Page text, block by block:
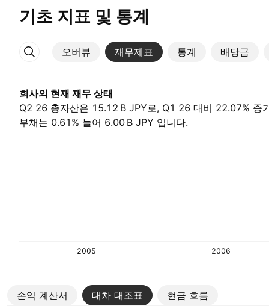
기초 지표 및 통계
오버뷰 재무제표 통계 배당금
More
회사의 현재 재무 상태
Q2 26 총자산은 ‪15.12 B‬ JPY로, Q1 26 대비 22.07% 증
부채는 0.61% 늘어 ‪6.00 B‬ JPY 입니다.
2005 2006
손익 계산서 대차 대조표 현금 흐름